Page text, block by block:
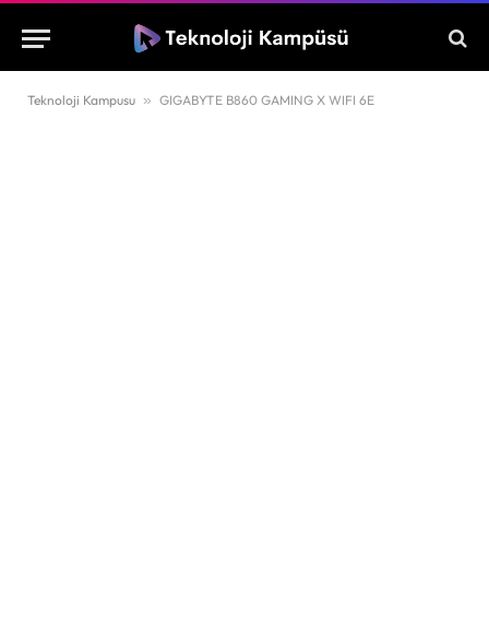
Teknoloji Kampusu » GIGABYTE B860 GAMING X WIFI 6E